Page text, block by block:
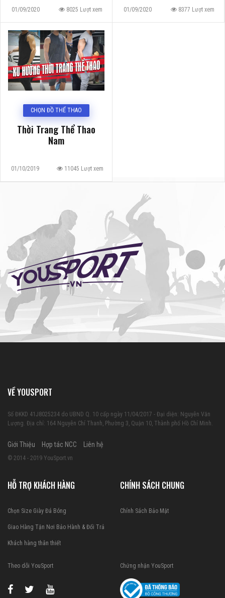
01/09/2020 8025 Lượt xem 01/09/2020 8377 Lượt xem
CHỌN ĐỒ THỂ THAO
Thời Trang Thể Thao
Nam
01/10/2019 11045 Lượt xem
VỀ YOUSPORT
Số ĐKKD 41J8025234 do UBND Q. 10 cấp ngày 11/04/2017 - Đại diện: Nguyễn Văn
Lượng. Địa chỉ: 164 Nguyễn Chí Thanh, Phường 3, Quận 10, Thành phố Hồ Chí Minh.
Giới Thiệu Hợp tác NCC Liên hệ
© 2014 - 2019 YouSport.vn
HỖ TRỢ KHÁCH HÀNG
Chọn Size Giày Đá Bóng
Giao Hàng Tận Nơi Bảo Hành & Đổi Trả
Khách hàng thân thiết
CHÍNH SÁCH CHUNG
Chính Sách Bảo Mật
Theo dõi YouSport Chứng nhận YouSport